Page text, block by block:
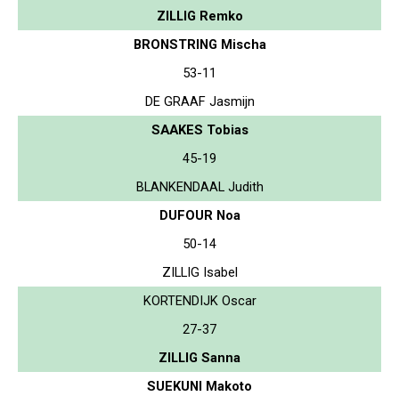
ZILLIG Remko
BRONSTRING Mischa
53-11
DE GRAAF Jasmijn
SAAKES Tobias
45-19
BLANKENDAAL Judith
DUFOUR Noa
50-14
ZILLIG Isabel
KORTENDIJK Oscar
27-37
ZILLIG Sanna
SUEKUNI Makoto